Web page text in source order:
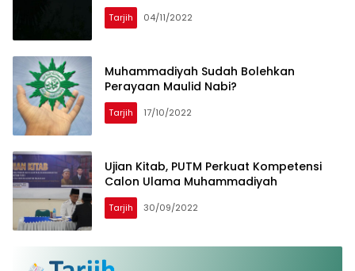
Tarjih 04/11/2022
Muhammadiyah Sudah Bolehkan
Perayaan Maulid Nabi?
Tarjih 17/10/2022
Ujian Kitab, PUTM Perkuat Kompetensi
Calon Ulama Muhammadiyah
Tarjih 30/09/2022